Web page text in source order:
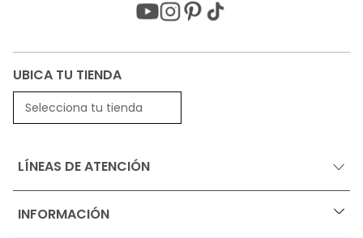
UBICA TU TIENDA
Selecciona tu tienda
LÍNEAS DE ATENCIÓN
INFORMACIÓN +